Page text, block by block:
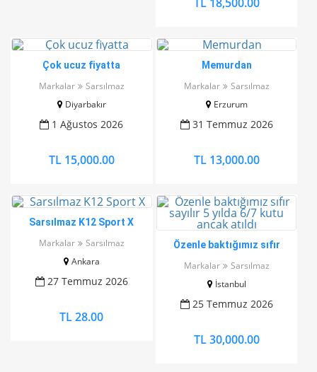
Çok ucuz fiyatta
Markalar
Sarsılmaz
Diyarbakır
1 Ağustos 2026
TL 15,000.00
Memurdan
Markalar
Sarsılmaz
Erzurum
31 Temmuz 2026
TL 13,000.00
Sarsılmaz K12 Sport X
Markalar
Sarsılmaz
Ankara
27 Temmuz 2026
TL 28.00
Özenle baktığımız sıfır
Markalar
Sarsılmaz
İstanbul
25 Temmuz 2026
TL 30,000.00